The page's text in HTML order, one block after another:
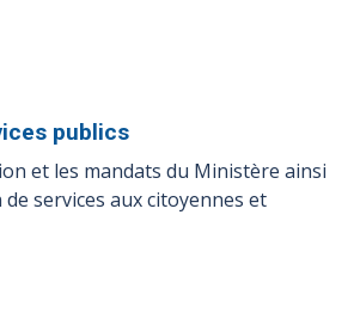
publics
et les mandats du Ministère ainsi
services aux citoyennes et